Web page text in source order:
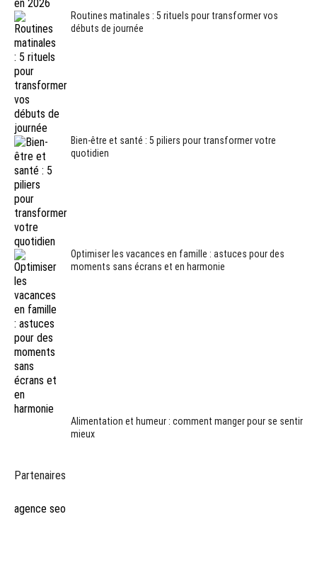
Routines matinales : 5 rituels pour transformer vos
débuts de journée
Bien-être et santé : 5 piliers pour transformer votre
quotidien
Optimiser les vacances en famille : astuces pour des
moments sans écrans et en harmonie
Alimentation et humeur : comment manger pour se sentir
mieux
Partenaires
agence seo